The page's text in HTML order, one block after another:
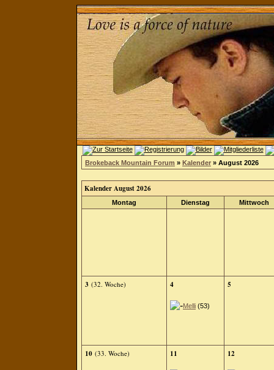
Brokeback Mountain Forum » Kalender » August 2026
Kalender August 2026
Montag Dienstag Mittwoch
3 (32. Woche) 4
Melli (53)
5
10 (33. Woche) 11 12